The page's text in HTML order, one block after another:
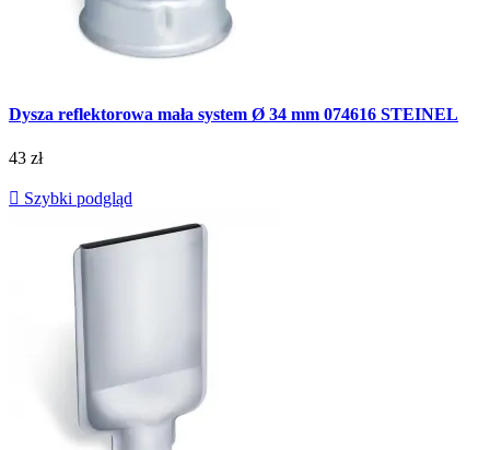
Dysza reflektorowa mała system Ø 34 mm 074616 STEINEL
43 zł
 Szybki podgląd